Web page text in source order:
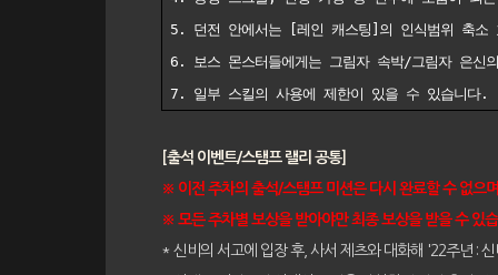
5. 던전 안에서는 [레인 캐스팅]의 인식범위 축소
6. 보스 몬스터들에게는 그림자 속박/그림자 은신
7. 일부 스킬의 사용에 제한이 있을 수 있습니
[출석 이벤트/스탬프 랠리 공통]
※ 이전 주차의 출석/스탬프 미션은 다시 완료할 수 없으
※ 모든 주차별 보상을 받아야만 최종 보상을 받을 수 있
* 신비의 서고에 입장 후, 사서 제츠와 대화해 '22주년 :